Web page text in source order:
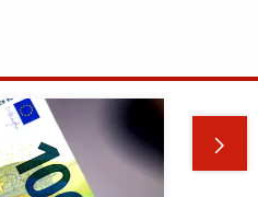
